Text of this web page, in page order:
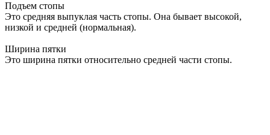
Подъем стопы
Это средняя выпуклая часть стопы. Она бывает высокой,
низкой и средней (нормальная).
Ширина пятки
Это ширина пятки относительно средней части стопы.